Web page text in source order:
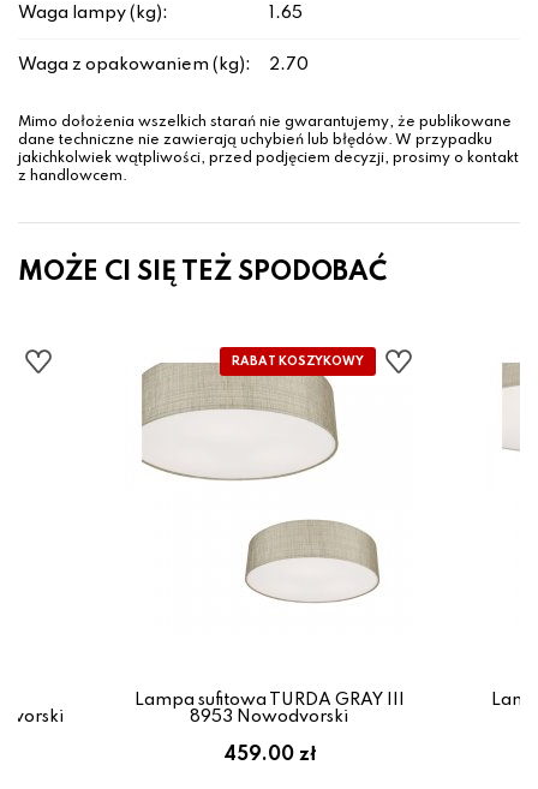
Waga lampy (kg): 1.65
Waga z opakowaniem (kg): 2.70
Mimo dołożenia wszelkich starań nie gwarantujemy, że publikowane
dane techniczne nie zawierają uchybień lub błędów. W przypadku
jakichkolwiek wątpliwości, przed podjęciem decyzji, prosimy o kontakt
z handlowcem.
MOŻE CI SIĘ TEŻ SPODOBAĆ
Lampa sufitowa TURDA GRAY III
8953 Nowodvorski
459.00 zł